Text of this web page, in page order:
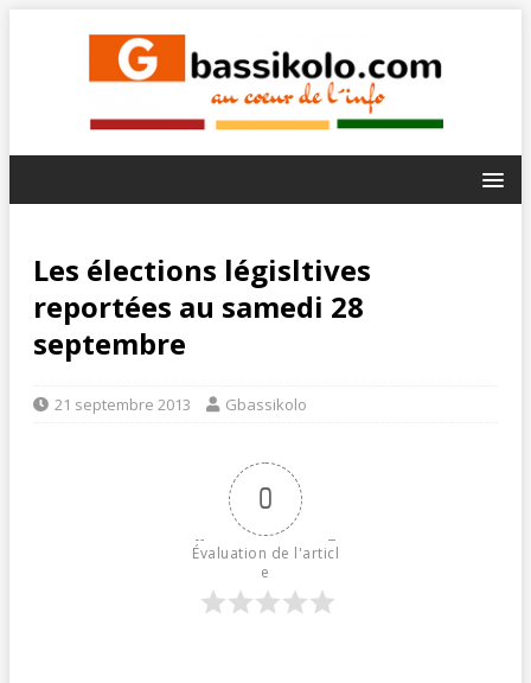
Les élections législtives
reportées au samedi 28
septembre
21 septembre 2013 Gbassikolo
0
Évaluation de l'articl
e